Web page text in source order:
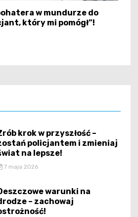
w mundurze do
który mi pomógł”!
krok w przyszłość –
policjantem i zmieniaj
na lepsze!
7 maja 2026
warunki na
– zachowaj